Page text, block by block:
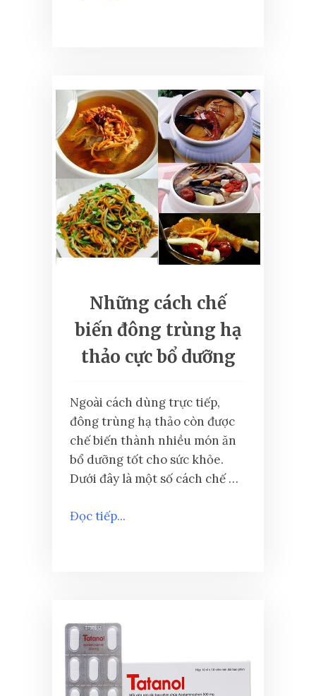
Những cách chế
biến đông trùng hạ
thảo cực bổ dưỡng
Ngoài cách dùng trực tiếp,
đông trùng hạ thảo còn được
chế biến thành nhiều món ăn
bổ dưỡng tốt cho sức khỏe.
Dưới đây là một số cách chế …
Đọc tiếp...